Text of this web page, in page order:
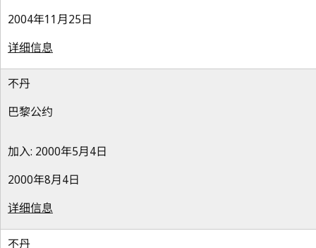
2004年11月25日
详细信息
不丹
巴黎公约
加入: 2000年5月4日
2000年8月4日
详细信息
不丹